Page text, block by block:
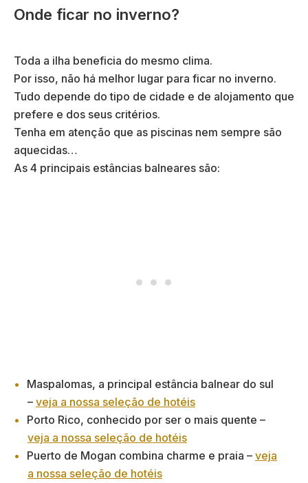
Onde ficar no inverno?
Toda a ilha beneficia do mesmo clima.
Por isso, não há melhor lugar para ficar no inverno.
Tudo depende do tipo de cidade e de alojamento que
prefere e dos seus critérios.
Tenha em atenção que as piscinas nem sempre são
aquecidas…
As 4 principais estâncias balneares são:
Maspalomas, a principal estância balnear do sul
– veja a nossa seleção de hotéis
Porto Rico, conhecido por ser o mais quente –
veja a nossa seleção de hotéis
Puerto de Mogan combina charme e praia – veja
a nossa seleção de hotéis